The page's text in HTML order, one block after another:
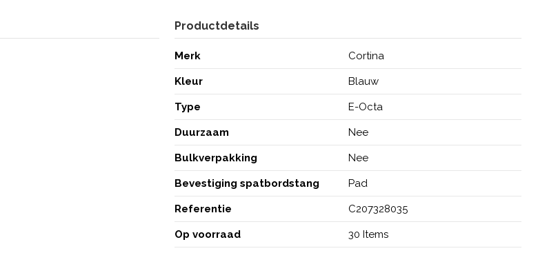
Productdetails
Merk Cortina
Kleur Blauw
Type E-Octa
Duurzaam Nee
Bulkverpakking Nee
Bevestiging spatbordstang Pad
Referentie C207328035
Op voorraad 30 Items